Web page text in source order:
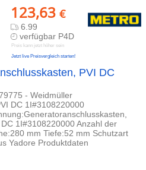
123,63 €
6.99
verfügbar P4D
Preis kann jetzt höher sein
Jetzt live Preisvergleich starten!
PVI DC
- Weidmüller
DC 1I#3108220000
1I#3108220000 Anzahl der
mm Tiefe:52 mm Schutzart
Yadore Produktdaten